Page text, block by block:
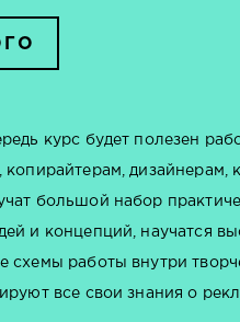
курс будет полезен
копирайтерам, дизайнерам,
большой набор
и концепций, научатся
схемы работы внутри
все свои знания о